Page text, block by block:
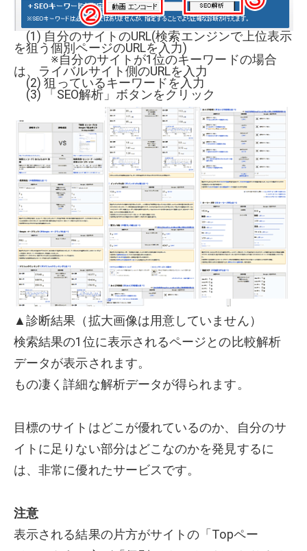
(1) 自分のサイトのURL(検索エンジンで上位表示
を狙う個別ページのURLを入力)
※自分のサイトが1位のキーワードの場合
は、ライバルサイト側のURLを入力
(2) 狙っているキーワードを入力
(3) 「SEO解析」ボタンをクリック
▲診断結果（拡大画像は用意していません）
検索結果の1位に表示されるページとの比較解析
データが表示されます。
もの凄く詳細な解析データが得られます。
目標のサイトはどこが優れているのか、自分のサ
イトに足りない部分はどこなのかを発見するに
は、非常に優れたサービスです。
注意
表示される結果の片方がサイトの「Topペー